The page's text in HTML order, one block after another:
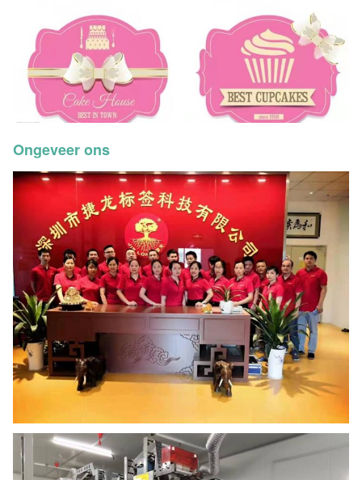
Ongeveer ons